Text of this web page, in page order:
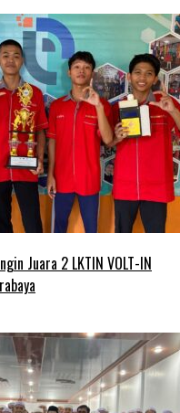
Juara 2 LKTIN VOLT-IN